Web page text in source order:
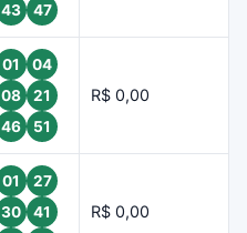
43
47
01
04
08
21
46
51
R$ 0,00
01
27
30
41
R$ 0,00